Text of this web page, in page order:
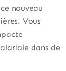
nouveau
Vous
dans de